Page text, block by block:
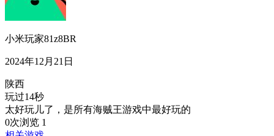
小米玩家81z8BR
2024年12月21日
陕西
玩过14秒
太好玩儿了，是所有海贼王游戏中最好玩的
0次浏览 1